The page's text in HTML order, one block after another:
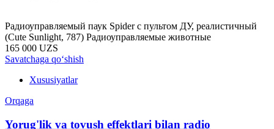
Радиоуправляемый паук Spider с пультом ДУ, реалистичный
(Cute Sunlight, 787) Радиоуправляемые животные
165 000 UZS
Savatchaga qo‘shish
Xususiyatlar
Orqaga
Yorug'lik va tovush effektlari bilan radio